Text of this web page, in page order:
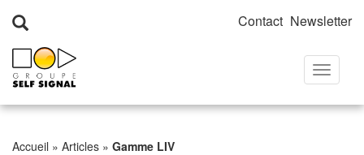
Contact Newsletter
Toggle
Accueil » Articles » Gamme LIV